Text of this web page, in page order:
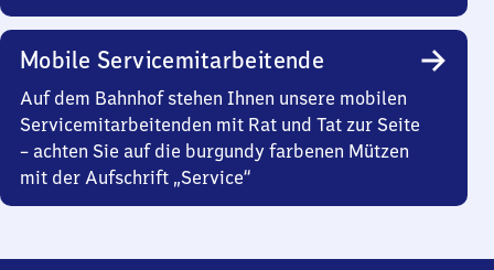
Mobile Servicemitarbeitende
Auf dem Bahnhof stehen Ihnen unsere mobilen
Servicemitarbeitenden mit Rat und Tat zur Seite
– achten Sie auf die burgundy farbenen Mützen
mit der Aufschrift „Service“